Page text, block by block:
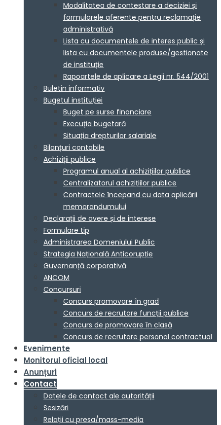
Modalitatea de contestare a deciziei și
formularele aferente pentru reclamație
administrativă
Lista cu documentele de interes public și
lista cu documentele produse/gestionate
de instituție
Rapoartele de aplicare a Legii nr. 544/2001
Buletin informativ
Bugetul instituției
Buget pe surse financiare
Execuția bugetară
Situația drepturilor salariale
Bilanțuri contabile
Achiziții publice
Programul anual al achizițiilor publice
Centralizatorul achizițiilor publice
Contractele începand cu data aplicării
memorandumului
Declarații de avere și de interese
Formulare tip
Administrarea Domeniului Public
Strategia Națională Anticorupție
Guvernanță corporativă
ANCOM
Concursuri
Concurs promovare în grad
Concurs de recrutare funcții publice
Concurs de promovare în clasă
Concurs de recrutare personal contractual
Evenimente
Monitorul oficial local
Anunțuri
Contact
Datele de contact ale autorității
Sesizări
Relații cu presa/mass-media